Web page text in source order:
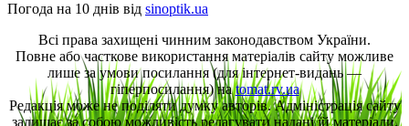
Погода на 10 днів від sinoptik.ua
Всі права захищені чинним законодавством України.
Повне або часткове використання матеріалів сайту можливе
лише за умови посилання (для інтернет-видань —
гіперпосилання) наtomat.rv.ua
Редакція може не поділяти думку авторів. Адміністрація сайту
залишає за собою можливість редагувати надані їй матеріали.